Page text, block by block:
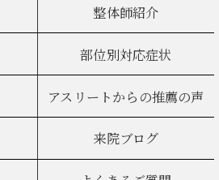
整体師紹介
部位別対応症状
アスリートからの推薦の声
来院ブログ